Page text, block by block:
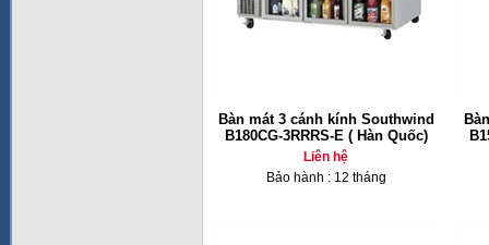
Bàn mát 3 cánh kính Southwind
B180CG-3RRRS-E ( Hàn Quốc)
Liên hệ
Bảo hành : 12 tháng